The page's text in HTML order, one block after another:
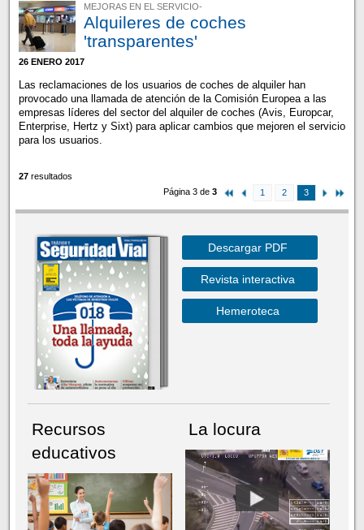
MEJORAS EN EL SERVICIO-
Alquileres de coches
'transparentes'
26 ENERO 2017
Las reclamaciones de los usuarios de coches de alquiler han
provocado una llamada de atención de la Comisión Europea a las
empresas líderes del sector del alquiler de coches (Avis, Europcar,
Enterprise, Hertz y Sixt) para aplicar cambios que mejoren el servicio
para los usuarios.
27resultados
Página 3 de3 1 2 3
Descargar PDF
Revista interactiva
Hemeroteca
Recursos
educativos
La locura